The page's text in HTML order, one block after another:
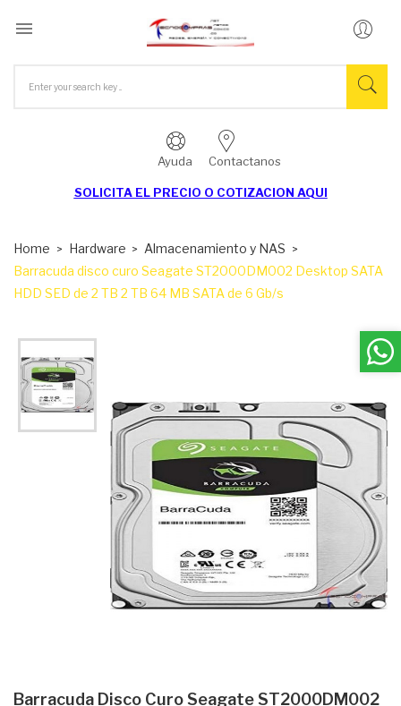

Ayuda Contactanos
SOLICITA EL PRECIO O COTIZACION AQUI
Home Hardware
Almacenamiento y NAS
Barracuda disco curo Seagate ST2000DM002 Desktop SATA
HDD SED de 2 TB 2 TB 64 MB SATA de 6 Gb/s
Barracuda Disco Curo Seagate ST2000DM002